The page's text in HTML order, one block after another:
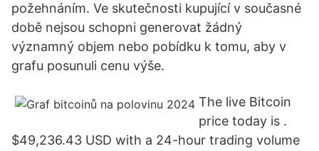
požehnáním. Ve skutečnosti kupující v současné
době nejsou schopni generovat žádný
významný objem nebo pobídku k tomu, aby v
grafu posunuli cenu výše.
The live Bitcoin
price today is .
$49,236.43 USD with a 24-hour trading volume